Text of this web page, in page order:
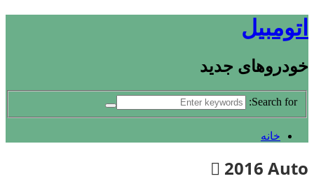
اتومبیل
خودروهای جدید
Search for:
خانه
2016 Auto